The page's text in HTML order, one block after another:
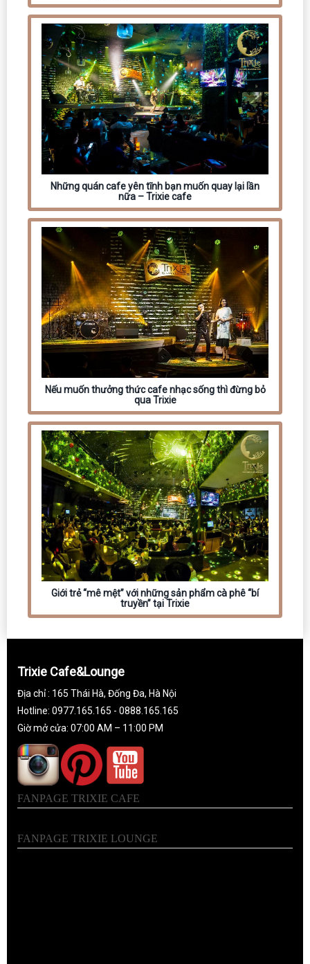
Những quán cafe yên tĩnh bạn muốn quay lại lần
nữa – Trixie cafe
Nếu muốn thưởng thức cafe nhạc sống thì đừng bỏ
qua Trixie
Giới trẻ “mê mệt” với những sản phẩm cà phê “bí
truyền” tại Trixie
Trixie Cafe&Lounge
Địa chỉ : 165 Thái Hà, Đống Đa, Hà Nội
Hotline: 0977.165.165 - 0888.165.165
Giờ mở cửa: 07:00 AM – 11:00 PM
FANPAGE TRIXIE CAFE
FANPAGE TRIXIE LOUNGE